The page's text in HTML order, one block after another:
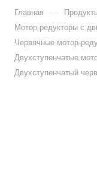
Главная —
Мотор-редукторы с
Червячные мотор-
Двухступенчатые
Двухступенчатый